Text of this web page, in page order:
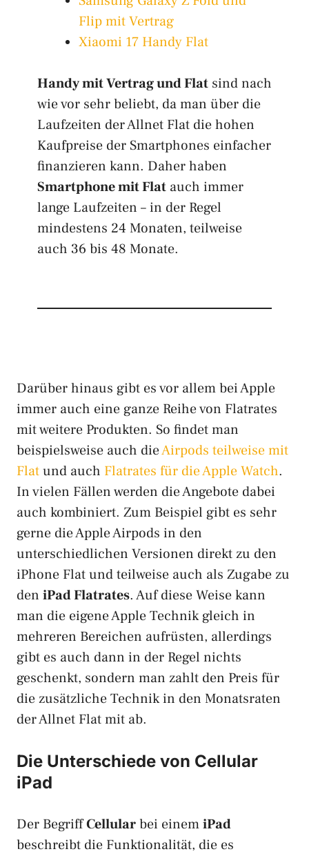
Flip mit Vertrag
Xiaomi 17 Handy Flat
Handy mit Vertrag und Flat sind nach
wie vor sehr beliebt, da man über die
Laufzeiten der Allnet Flat die hohen
Kaufpreise der Smartphones einfacher
finanzieren kann. Daher haben
Smartphone mit Flat auch immer
lange Laufzeiten – in der Regel
mindestens 24 Monaten, teilweise
auch 36 bis 48 Monate.
Darüber hinaus gibt es vor allem bei Apple
immer auch eine ganze Reihe von Flatrates
mit weitere Produkten. So findet man
beispielsweise auch dieAirpods teilweise mit
Flatund auch Flatrates für die Apple Watch.
In vielen Fällen werden die Angebote dabei
auch kombiniert. Zum Beispiel gibt es sehr
gerne die Apple Airpods in den
unterschiedlichen Versionen direkt zu den
iPhone Flat und teilweise auch als Zugabe zu
den iPad Flatrates. Auf diese Weise kann
man die eigene Apple Technik gleich in
mehreren Bereichen aufrüsten, allerdings
gibt es auch dann in der Regel nichts
geschenkt, sondern man zahlt den Preis für
die zusätzliche Technik in den Monatsraten
der Allnet Flat mit ab.
Die Unterschiede von Cellular
iPad
Der BegriffCellularbei einemiPad
beschreibt die Funktionalität, die es